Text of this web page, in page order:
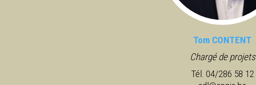
Tom CONTENT
Chargé de projets
Tél. 04/286 58 12